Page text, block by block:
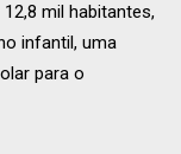
mil habitantes,
infantil, uma
para o